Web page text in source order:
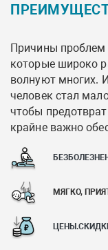
Причины проблем
которые широко
волнуют многих.
человек стал
чтобы
крайне важно
МЯГКО,